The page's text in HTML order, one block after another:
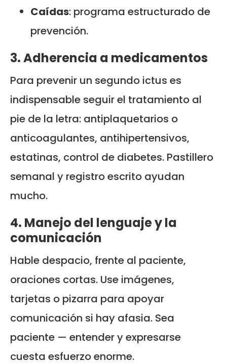
Caídas: programa estructurado de
prevención.
3. Adherencia a medicamentos
Para prevenir un segundo ictus es
indispensable seguir el tratamiento al
pie de la letra: antiplaquetarios o
anticoagulantes, antihipertensivos,
estatinas, control de diabetes. Pastillero
semanal y registro escrito ayudan
mucho.
4. Manejo del lenguaje y la
comunicación
Hable despacio, frente al paciente,
oraciones cortas. Use imágenes,
tarjetas o pizarra para apoyar
comunicación si hay afasia. Sea
paciente — entender y expresarse
cuesta esfuerzo enorme.